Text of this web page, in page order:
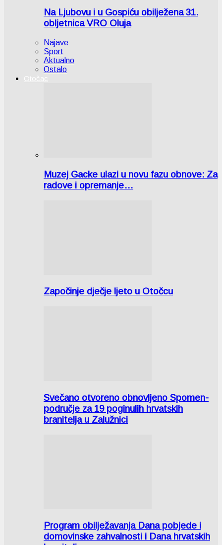
Na Ljubovu i u Gospiću obilježena 31.
obljetnica VRO Oluja
Najave
Sport
Aktualno
Ostalo
Otočac
Muzej Gacke ulazi u novu fazu obnove: Za
radove i opremanje…
Započinje dječje ljeto u Otočcu
Svečano otvoreno obnovljeno Spomen-
područje za 19 poginulih hrvatskih
branitelja u Zalužnici
Program obilježavanja Dana pobjede i
domovinske zahvalnosti i Dana hrvatskih